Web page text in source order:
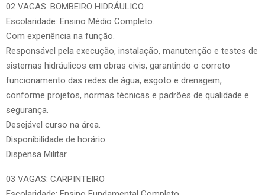
02 VAGAS: BOMBEIRO HIDRÁULICO
Escolaridade: Ensino Médio Completo.
Com experiência na função.
Responsável pela execução, instalação, manutenção e testes de
sistemas hidráulicos em obras civis, garantindo o correto
funcionamento das redes de água, esgoto e drenagem,
conforme projetos, normas técnicas e padrões de qualidade e
segurança.
Desejável curso na área.
Disponibilidade de horário.
Dispensa Militar.
03 VAGAS: CARPINTEIRO